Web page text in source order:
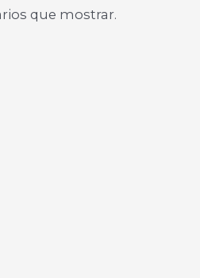
que mostrar.